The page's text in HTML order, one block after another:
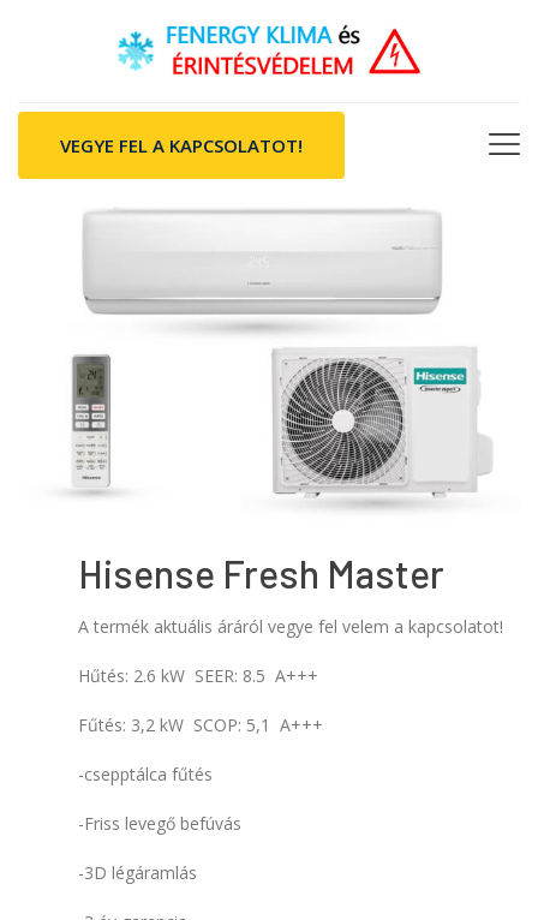
VEGYE FEL A KAPCSOLATOT!
Hisense Fresh Master
A termék aktuális áráról vegye fel velem a kapcsolatot!
Hűtés: 2.6 kW SEER: 8.5 A+++
Fűtés: 3,2 kW SCOP: 5,1 A+++
-csepptálca fűtés
-Friss levegő befúvás
-3D légáramlás